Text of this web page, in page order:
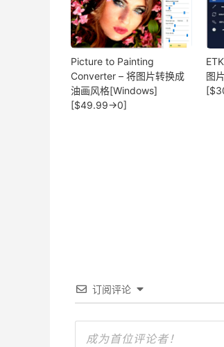
Picture to Painting
Converter – 将图片转换成
油画风格[Windows]
[$49.99→0]
图
订阅评论